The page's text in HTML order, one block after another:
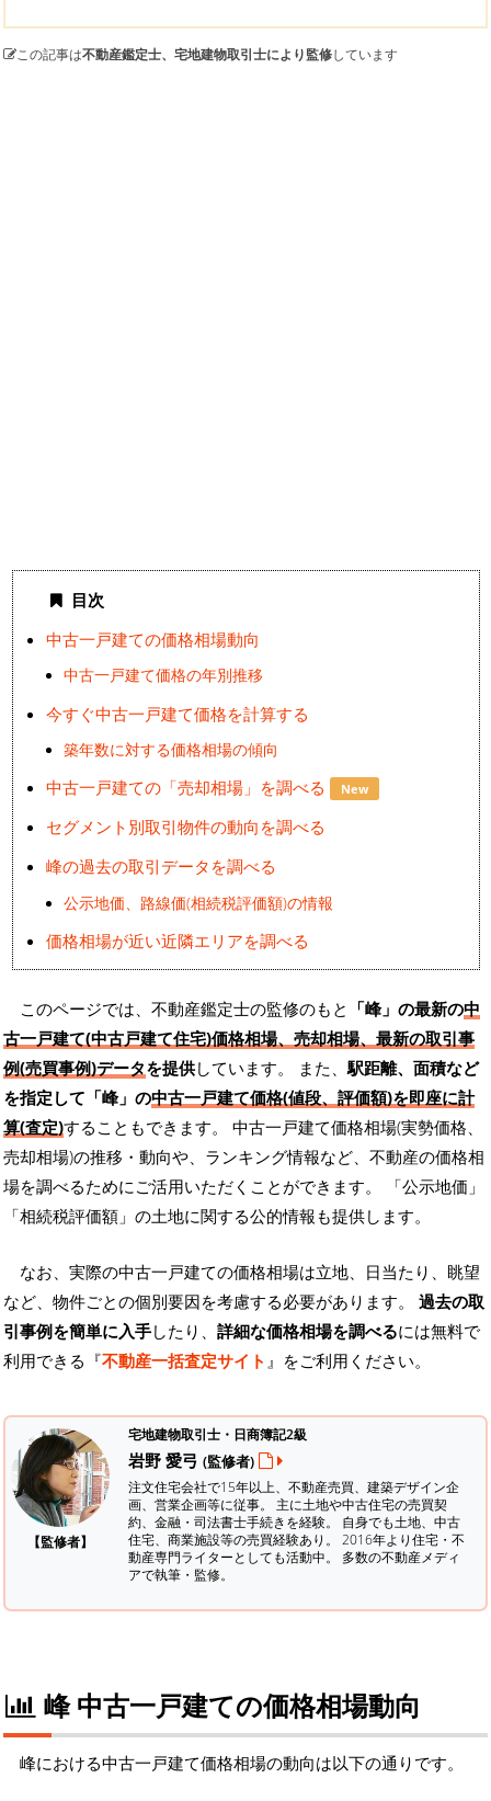
この記事は不動産鑑定士、宅地建物取引士により監修しています
目次
中古一戸建ての価格相場動向
中古一戸建て価格の年別推移
今すぐ中古一戸建て価格を計算する
築年数に対する価格相場の傾向
中古一戸建ての「売却相場」を調べる New
セグメント別取引物件の動向を調べる
峰の過去の取引データを調べる
公示地価、路線価(相続税評価額)の情報
価格相場が近い近隣エリアを調べる
このページでは、不動産鑑定士の監修のもと 「峰」の最新の中
古一戸建て(中古戸建て住宅)価格相場、売却相場、最新の取引事
例(売買事例)データを提供しています。 また、駅距離、面積など
を指定して「峰」の中古一戸建て価格(値段、評価額)を即座に計
算(査定)することもできます。 中古一戸建て価格相場(実勢価格、
売却相場)の推移・動向や、ランキング情報など、不動産の価格相
場を調べるためにご活用いただくことができます。
「公示地価」
「相続税評価額」の土地に関する公的情報も提供します。
なお、実際の中古一戸建ての価格相場は立地、日当たり、眺望
など、物件ごとの個別要因を考慮する必要があります。 過去の取
引事例を簡単に入手したり、 詳細な価格相場を調べるには無料で
利用できる『不動産一括査定サイト 』をご利用ください。
【監修者】
宅地建物取引士・日商簿記2級
岩野 愛弓 (監修者)
注文住宅会社で15年以上、不動産売買、建築デザイン企
画、営業企画等に従事。 主に土地や中古住宅の売買契
約、金融・司法書士手続きを経験。 自身でも土地、中古
住宅、商業施設等の売買経験あり。 2016年より住宅・不
動産専門ライターとしても活動中。 多数の不動産メディ
アで執筆・監修。
峰 中古一戸建ての価格相場動向
峰における中古一戸建て価格相場の動向は以下の通りです。